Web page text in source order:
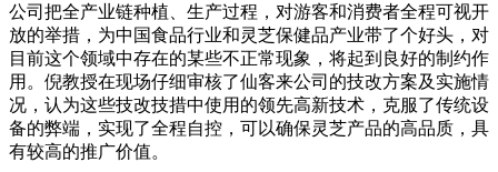
公司把全产业链种植、生产过程，对游客和消费者全程可视开
放的举措，为中国食品行业和灵芝保健品产业带了个好头，对
目前这个领域中存在的某些不正常现象，将起到良好的制约作
用。倪教授在现场仔细审核了仙客来公司的技改方案及实施情
况，认为这些技改技措中使用的领先高新技术，克服了传统设
备的弊端，实现了全程自控，可以确保灵芝产品的高品质，具
有较高的推广价值。